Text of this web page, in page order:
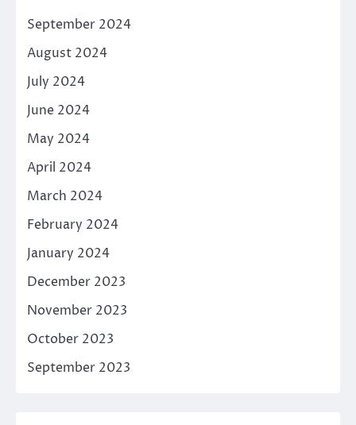
September 2024
August 2024
July 2024
June 2024
May 2024
April 2024
March 2024
February 2024
January 2024
December 2023
November 2023
October 2023
September 2023